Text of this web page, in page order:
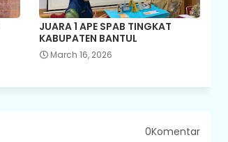
JUARA 1 APE SPAB TINGKAT
KABUPATEN BANTUL
March 16, 2026
0Komentar